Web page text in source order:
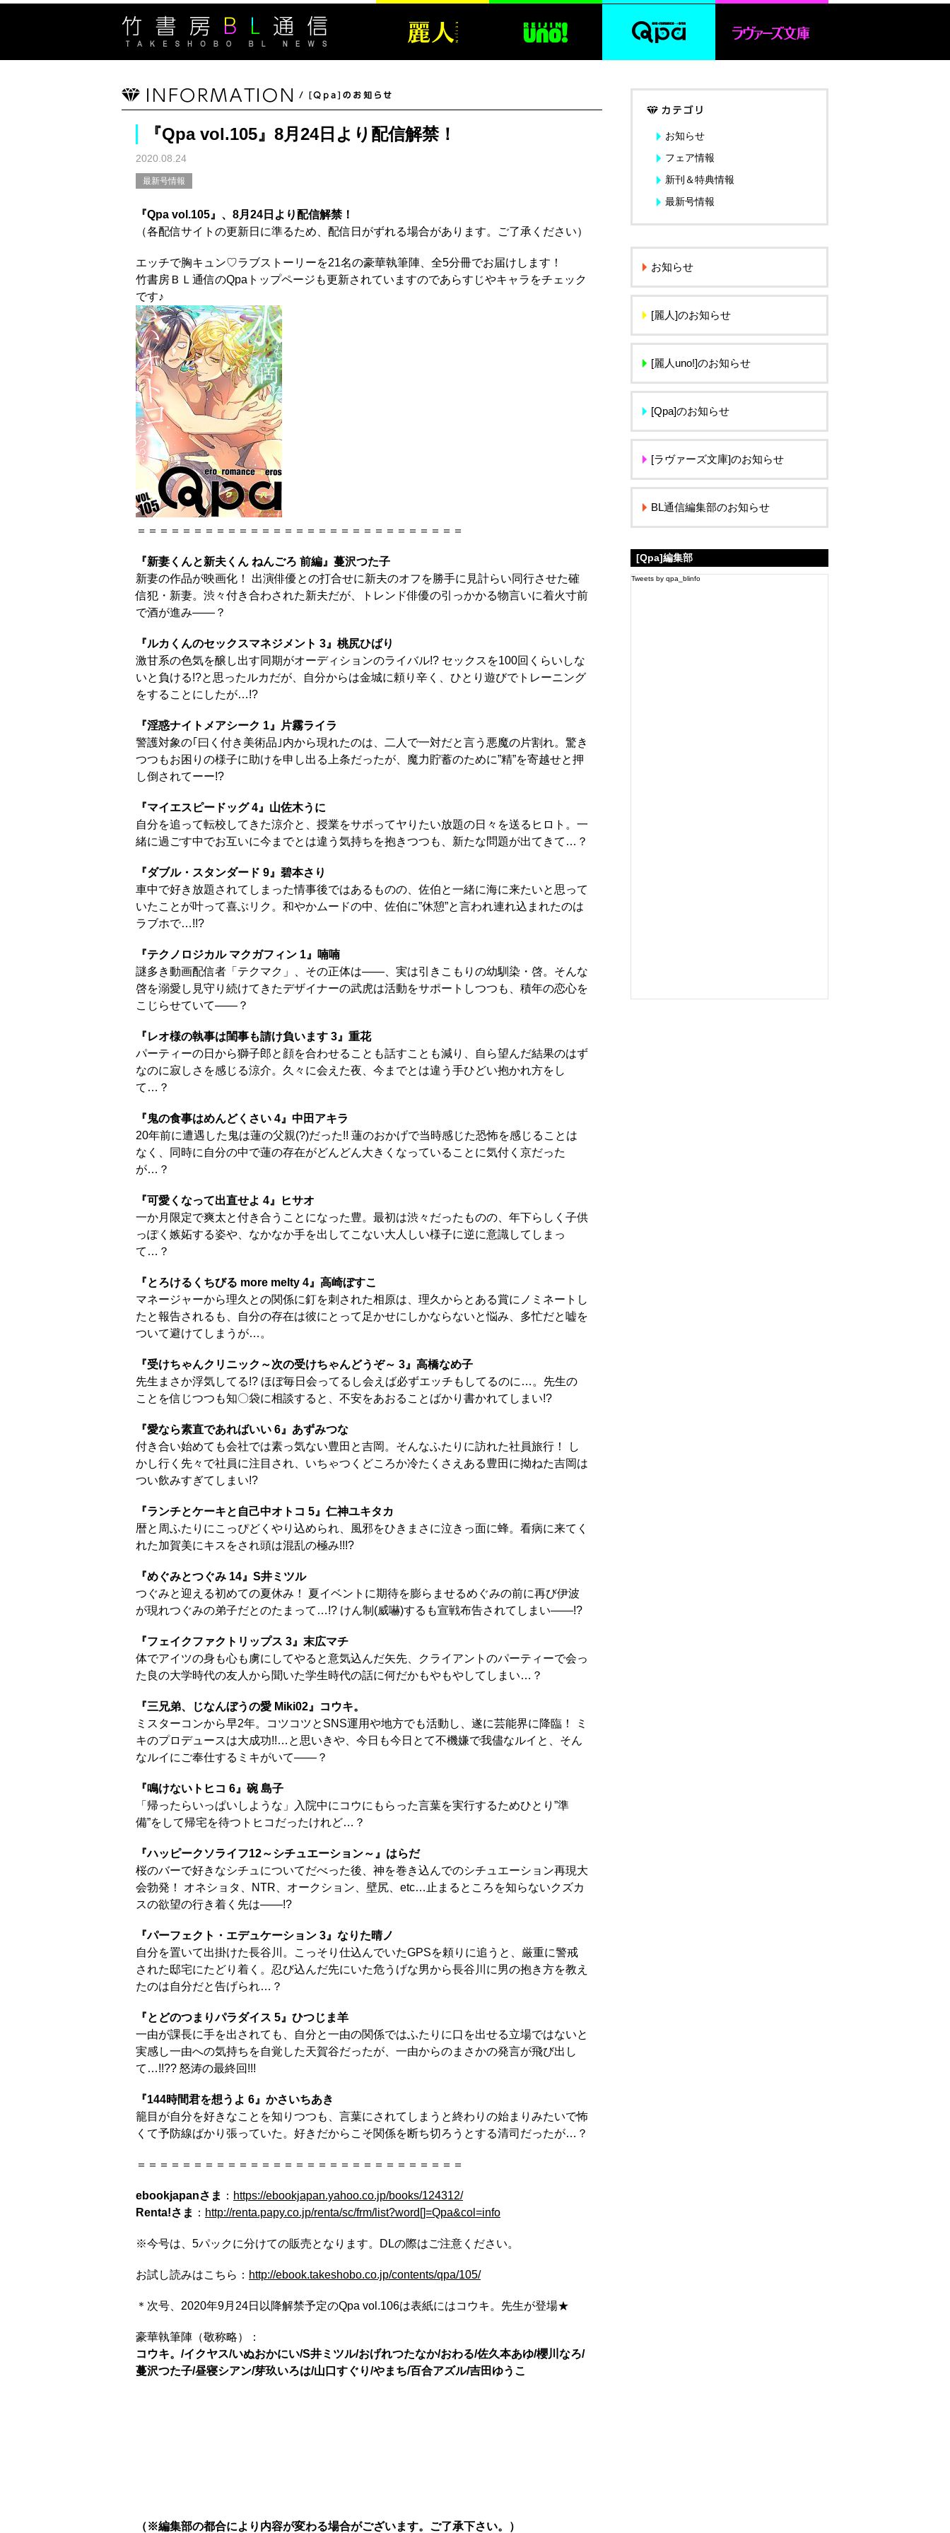
『Qpa vol.105』8月24日より配信解禁！
2020.08.24
最新号情報
『Qpa vol.105』、8月24日より配信解禁！
（各配信サイトの更新日に準るため、配信日がずれる場合があります。ご了承ください）
エッチで胸キュン♡ラブストーリーを21名の豪華執筆陣、全5分冊でお届けします！
竹書房ＢＬ通信のQpaトップページも更新されていますのであらすじやキャラをチェック
です♪
＝＝＝＝＝＝＝＝＝＝＝＝＝＝＝＝＝＝＝＝＝＝＝＝＝＝＝＝＝
『新妻くんと新夫くん ねんごろ 前編』蔓沢つた子
新妻の作品が映画化！ 出演俳優との打合せに新夫のオフを勝手に見計らい同行させた確
信犯・新妻。渋々付き合わされた新夫だが、トレンド俳優の引っかかる物言いに着火寸前
で酒が進み――？
『ルカくんのセックスマネジメント 3』桃尻ひばり
激甘系の色気を醸し出す同期がオーディションのライバル!? セックスを100回くらいしな
いと負ける!?と思ったルカだが、自分からは金城に頼り辛く、ひとり遊びでトレーニング
をすることにしたが…!?
『淫惑ナイトメアシーク 1』片霧ライラ
警護対象の｢曰く付き美術品｣内から現れたのは、二人で一対だと言う悪魔の片割れ。驚き
つつもお困りの様子に助けを申し出る上条だったが、魔力貯蓄のために”精”を寄越せと押
し倒されてーー!?
『マイエスピードッグ 4』山佐木うに
自分を追って転校してきた涼介と、授業をサボってヤりたい放題の日々を送るヒロト。一
緒に過ごす中でお互いに今までとは違う気持ちを抱きつつも、新たな問題が出てきて…？
『ダブル・スタンダード 9』碧本さり
車中で好き放題されてしまった情事後ではあるものの、佐伯と一緒に海に来たいと思って
いたことが叶って喜ぶリク。和やかムードの中、佐伯に”休憩”と言われ連れ込まれたのは
ラブホで…!!?
『テクノロジカル マクガフィン 1』喃喃
謎多き動画配信者「テクマク」、その正体は――、実は引きこもりの幼馴染・啓。そんな
啓を溺愛し見守り続けてきたデザイナーの武虎は活動をサポートしつつも、積年の恋心を
こじらせていて――？
『レオ様の執事は閨事も請け負います 3』重花
パーティーの日から獅子郎と顔を合わせることも話すことも減り、自ら望んだ結果のはず
なのに寂しさを感じる涼介。久々に会えた夜、今までとは違う手ひどい抱かれ方をし
て…？
『鬼の食事はめんどくさい 4』中田アキラ
20年前に遭遇した鬼は蓮の父親(?)だった!! 蓮のおかげで当時感じた恐怖を感じることは
なく、同時に自分の中で蓮の存在がどんどん大きくなっていることに気付く京だった
が…？
『可愛くなって出直せよ 4』ヒサオ
一か月限定で爽太と付き合うことになった豊。最初は渋々だったものの、年下らしく子供
っぽく嫉妬する姿や、なかなか手を出してこない大人しい様子に逆に意識してしまっ
て…？
『とろけるくちびる more melty 4』高崎ぼすこ
マネージャーから理久との関係に釘を刺された相原は、理久からとある賞にノミネートし
たと報告されるも、自分の存在は彼にとって足かせにしかならないと悩み、多忙だと嘘を
ついて避けてしまうが…。
『受けちゃんクリニック～次の受けちゃんどうぞ～ 3』高橋なめ子
先生まさか浮気してる!? ほぼ毎日会ってるし会えば必ずエッチもしてるのに…。先生の
ことを信じつつも知〇袋に相談すると、不安をあおることばかり書かれてしまい!?
『愛なら素直であればいい 6』あずみつな
付き合い始めても会社では素っ気ない豊田と吉岡。そんなふたりに訪れた社員旅行！ し
かし行く先々で社員に注目され、いちゃつくどころか冷たくさえある豊田に拗ねた吉岡は
つい飲みすぎてしまい!?
『ランチとケーキと自己中オトコ 5』仁神ユキタカ
暦と周ふたりにこっぴどくやり込められ、風邪をひきまさに泣きっ面に蜂。看病に来てく
れた加賀美にキスをされ頭は混乱の極み!!!?
『めぐみとつぐみ 14』S井ミツル
つぐみと迎える初めての夏休み！ 夏イベントに期待を膨らませるめぐみの前に再び伊波
が現れつぐみの弟子だとのたまって…!? けん制(威嚇)するも宣戦布告されてしまい――!?
『フェイクファクトリップス 3』末広マチ
体でアイツの身も心も虜にしてやると意気込んだ矢先、クライアントのパーティーで会っ
た良の大学時代の友人から聞いた学生時代の話に何だかもやもやしてしまい…？
『三兄弟、じなんぼうの愛 Miki02』コウキ。
ミスターコンから早2年。コツコツとSNS運用や地方でも活動し、遂に芸能界に降臨！ ミ
キのプロデュースは大成功!!…と思いきや、今日も今日とて不機嫌で我儘なルイと、そん
なルイにご奉仕するミキがいて――？
『鳴けないトヒコ 6』碗 島子
「帰ったらいっぱいしような」入院中にコウにもらった言葉を実行するためひとり”準
備”をして帰宅を待つトヒコだったけれど…？
『ハッピークソライフ12～シチュエーション～』はらだ
桜のバーで好きなシチュについてだべった後、神を巻き込んでのシチュエーション再現大
会勃発！ オネショタ、NTR、オークション、壁尻、etc…止まるところを知らないクズカ
スの欲望の行き着く先は――!?
『パーフェクト・エデュケーション 3』なりた晴ノ
自分を置いて出掛けた長谷川。こっそり仕込んでいたGPSを頼りに追うと、厳重に警戒
された邸宅にたどり着く。忍び込んだ先にいた危うげな男から長谷川に男の抱き方を教え
たのは自分だと告げられ…？
『とどのつまりパラダイス 5』ひつじま羊
一由が課長に手を出されても、自分と一由の関係ではふたりに口を出せる立場ではないと
実感し一由への気持ちを自覚した天賀谷だったが、一由からのまさかの発言が飛び出し
て…!!?? 怒涛の最終回!!!
『144時間君を想うよ 6』かさいちあき
籠目が自分を好きなことを知りつつも、言葉にされてしまうと終わりの始まりみたいで怖
くて予防線ばかり張っていた。好きだからこそ関係を断ち切ろうとする清司だったが…？
＝＝＝＝＝＝＝＝＝＝＝＝＝＝＝＝＝＝＝＝＝＝＝＝＝＝＝＝＝
ebookjapanさま ： https://ebookjapan.yahoo.co.jp/books/124312/
Renta!さま ： http://renta.papy.co.jp/renta/sc/frm/list?word[]=Qpa&col=info
※今号は、5パックに分けての販売となります。DLの際はご注意ください。
お試し読みはこちら： http://ebook.takeshobo.co.jp/contents/qpa/105/
＊次号、2020年9月24日以降解禁予定のQpa vol.106は表紙にはコウキ。先生が登場★
豪華執筆陣（敬称略）：
コウキ。/イクヤス/いぬおかにい/S井ミツル/おげれつたなか/おわる/佐久本あゆ/櫻川なろ/
蔓沢つた子/昼寝シアン/芽玖いろは/山口すぐり/やまち/百合アズル/吉田ゆうこ
（※編集部の都合により内容が変わる場合がございます。ご了承下さい。）
お知らせ
フェア情報
新刊＆特典情報
最新号情報
お知らせ
[麗人]のお知らせ
[麗人uno!]のお知らせ
[Qpa]のお知らせ
[ラヴァーズ文庫]のお知らせ
BL通信編集部のお知らせ
[Qpa]編集部
Tweets by qpa_blinfo